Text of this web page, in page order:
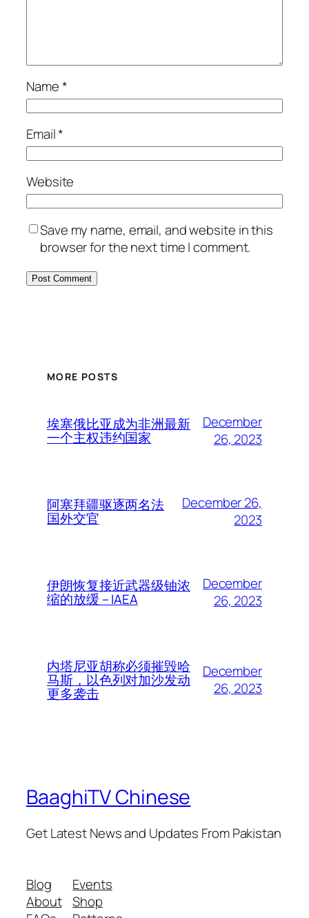
Name*
Email*
Website
Save my name, email, and website in this
browser for the next time I comment.
MORE POSTS
埃塞俄比亚成为非洲最新
一个主权违约国家
December
26, 2023
阿塞拜疆驱逐两名法
国外交官
December 26,
2023
伊朗恢复接近武器级铀浓
缩的放缓 – IAEA
December
26, 2023
内塔尼亚胡称必须摧毁哈
马斯，以色列对加沙发动
更多袭击
December
26, 2023
BaaghiTV Chinese
Get Latest News and Updates From Pakistan
Blog
About
Events
Shop